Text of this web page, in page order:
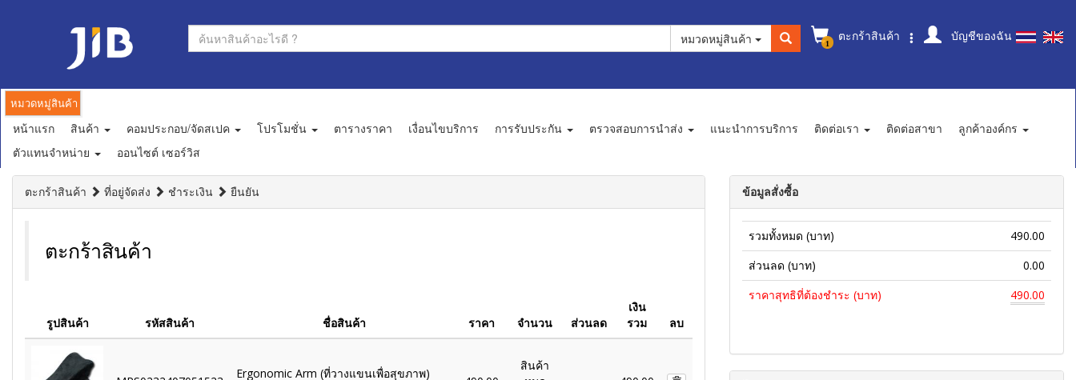
1 ตะกร้าสินค้า บัญชีของฉัน
หมวดหมู่สินค้า
หมวดหมู่สินค้า
หน้าแรก สินค้า คอมประกอบ/จัดสเปค โปรโมชั่น ตารางราคา เงื่อนไขบริการ การรับประกัน ตรวจสอบการนำส่ง แนะนำการบริการ ติดต่อเรา ติดต่อสาขา
ลูกค้าองค์กร
ตัวแทนจำหน่าย
ออนไซต์ เซอร์วิส
ตะกร้าสินค้า ที่อยู่จัดส่ง ชำระเงิน ยืนยัน
ตะกร้าสินค้า
รูปสินค้า รหัสสินค้า ชื่อสินค้า ราคา จำนวน ส่วนลด
เงิน
รวม
ลบ
Ergonomic Arm (ที่วางแขนเพื่อสุขภาพ)
สินค้า
ข้อมูลสั่งซื้อ
รวมทั้งหมด (บาท)
490.00
ส่วนลด (บาท)
0.00
ราคาสุทธิที่ต้องชำระ (บาท)
490.00